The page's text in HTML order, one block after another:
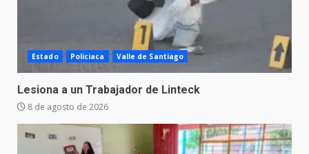
Estado Policiaca Valle de Santiago
Lesiona a un Trabajador de Linteck
8 de agosto de 2026